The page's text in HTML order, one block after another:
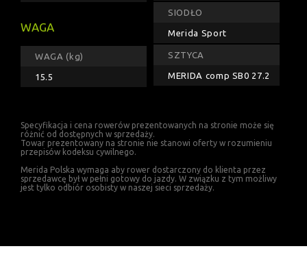
WAGA
WAGA (kg)
15.5
SIODŁO
Merida Sport
SZTYCA
MERIDA comp SB0 27.2
Specyfikacja i cena rowerów prezentowanych na stronie może się
różnić od dostępnych w sprzedaży.
Towar prezentowany na stronie nie stanowi oferty w rozumieniu
przepisów kodeksu cywilnego.
Merida Polska wymaga aby rower dostarczony do klienta przez
sprzedawcę był w pełni gotowy do jazdy. W związku z tym możliwy
jest tylko odbiór osobisty w naszej sieci sprzedaży.